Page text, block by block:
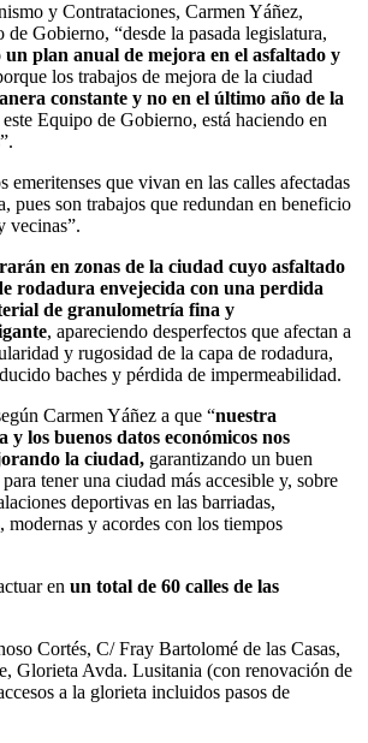
y Contrataciones, Carmen Yáñez,
de Gobierno, “desde la pasada legislatura,
un plan anual de mejora en el asfaltado y
los trabajos de mejora de la ciudad
constante y no en el último año de la
este Equipo de Gobierno, está haciendo en
emeritenses que vivan en las calles afectadas
pues son trabajos que redundan en beneficio
vecinas”.
en zonas de la ciudad cuyo asfaltado
rodadura envejecida con una perdida
de granulometría fina y
, apareciendo desperfectos que afectan a
y rugosidad de la capa de rodadura,
baches y pérdida de impermeabilidad.
Carmen Yáñez a que “nuestra
y los buenos datos económicos nos
la ciudad, garantizando un buen
tener una ciudad más accesible y, sobre
deportivas en las barriadas,
modernas y acordes con los tiempos
en un total de 60 calles de las
Cortés, C/ Fray Bartolomé de las Casas,
Glorieta Avda. Lusitania (con renovación de
a la glorieta incluidos pasos de